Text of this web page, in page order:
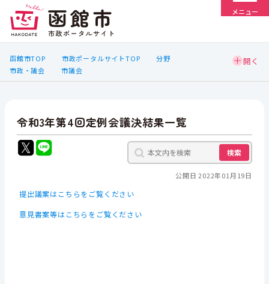
メニュー
函館市TOP 市政ポータルサイトTOP
分野
市政・議会
市議会
令和3年第4回定例会議決結果一覧
検索
公開日 2022年01月19日
提出議案はこちらをご覧ください
意見書案等はこちらをご覧ください